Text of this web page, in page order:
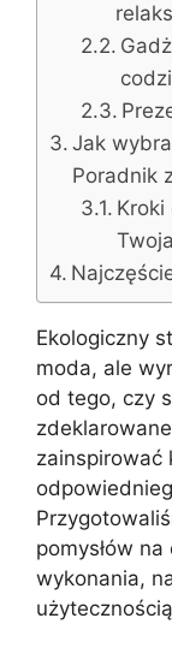
Jak
Poradnik
Ekologiczny
moda, ale
od tego, czy
zainspirować
pomysłów
wykonania,